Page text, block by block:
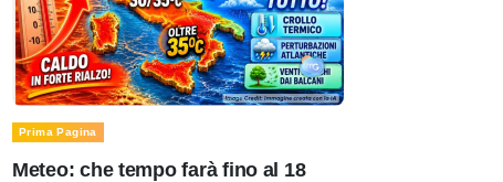
Prima Pagina
Meteo: che tempo farà fino al 18